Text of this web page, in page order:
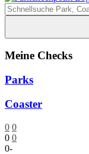
Meine Checks
Parks
Coaster
0 0
0 0
0-